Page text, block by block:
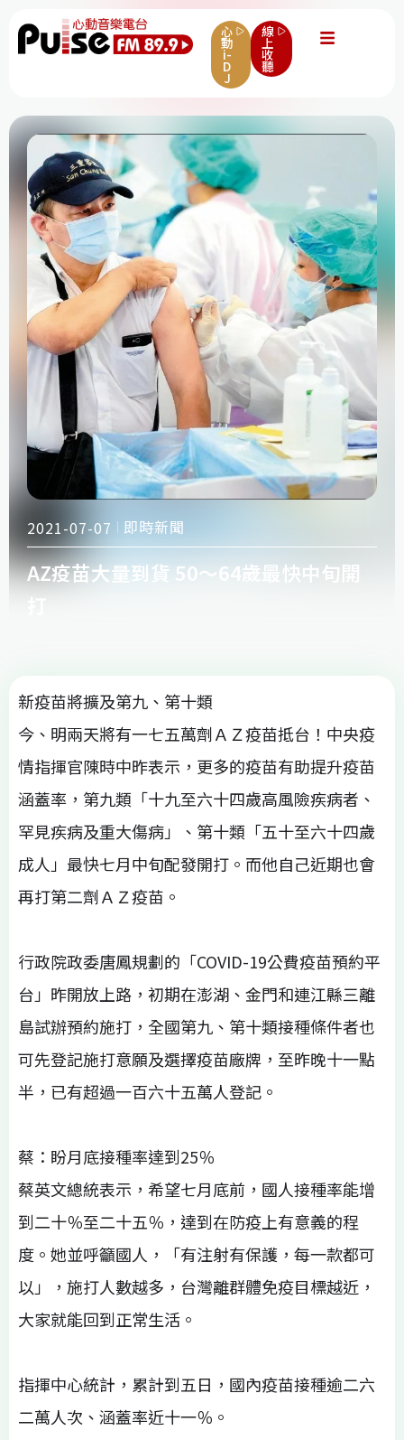
心
動
i-
D
J
線
上
收
聽
2021-07-07 即時新聞
AZ疫苗大量到貨 50～64歲最快中旬開
打
新疫苗將擴及第九、第十類
今、明兩天將有一七五萬劑ＡＺ疫苗抵台！中央疫
情指揮官陳時中昨表示，更多的疫苗有助提升疫苗
涵蓋率，第九類「十九至六十四歲高風險疾病者、
罕見疾病及重大傷病」、第十類「五十至六十四歲
成人」最快七月中旬配發開打。而他自己近期也會
再打第二劑ＡＺ疫苗。
行政院政委唐鳳規劃的「COVID-19公費疫苗預約平
台」昨開放上路，初期在澎湖、金門和連江縣三離
島試辦預約施打，全國第九、第十類接種條件者也
可先登記施打意願及選擇疫苗廠牌，至昨晚十一點
半，已有超過一百六十五萬人登記。
蔡：盼月底接種率達到25％
蔡英文總統表示，希望七月底前，國人接種率能增
到二十％至二十五％，達到在防疫上有意義的程
度。她並呼籲國人，「有注射有保護，每一款都可
以」，施打人數越多，台灣離群體免疫目標越近，
大家就能回到正常生活。
指揮中心統計，累計到五日，國內疫苗接種逾二六
二萬人次、涵蓋率近十一％。